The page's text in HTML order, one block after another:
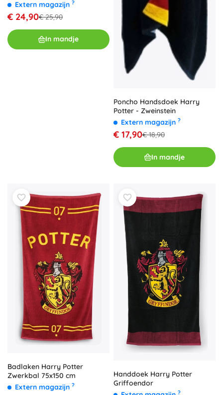
cmExtern magazijn ?
€ 24,90€ 25,90
In mandje
Poncho Handsdoek Harry
Potter - Zweinstein
Extern magazijn ?
€ 17,90€ 18,90
In mandje
Badlaken Harry Potter
Zwerkbal 75x150 cm
Extern magazijn ?
Handdoek Harry Potter
Griffoendor
?